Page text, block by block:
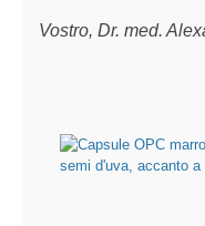
Vostro, Dr. med.